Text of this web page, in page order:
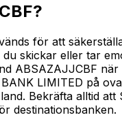
för att
skickar eller tar
ABSAZAJJCBF när
LIMITED på
Bekräfta alltid att
destinationsbanken.